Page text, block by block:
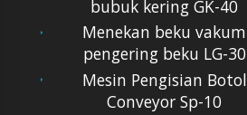
bubuk kering GK-40
Menekan beku vakum
pengering beku LG-30
Mesin Pengisian Botol
Conveyor Sp-10